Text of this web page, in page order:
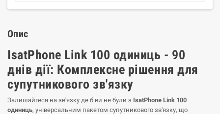
Опис
IsatPhone Link 100 одиниць - 90
днів дії: Комплексне рішення для
супутникового зв'язку
Залишайтеся на зв'язку де б ви не були з IsatPhone Link 100
одиниць, універсальним пакетом супутникового зв'язку, що